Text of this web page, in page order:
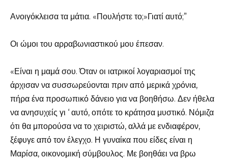
Ανοιγόκλεισα τα μάτια. «Πουλήστε το;»Γιατί αυτό;”
Οι ώμοι του αρραβωνιαστικού μου έπεσαν.
«Είναι η μαμά σου. Όταν οι ιατρικοί λογαριασμοί της
άρχισαν να συσσωρεύονται πριν από μερικά χρόνια,
πήρα ένα προσωπικό δάνειο για να βοηθήσω. Δεν ήθελα
να ανησυχείς γι ‘ αυτό, οπότε το κράτησα μυστικό. Νόμιζα
ότι θα μπορούσα να το χειριστώ, αλλά με ενδιαφέρον,
ξέφυγε από τον έλεγχο. Η γυναίκα που είδες είναι η
Μαρίσα, οικονομική σύμβουλος. Με βοηθάει να βρω